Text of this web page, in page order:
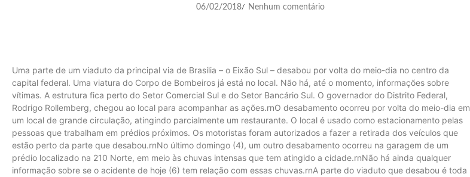
06/02/2018/ Nenhum comentário
Uma parte de um viaduto da principal via de Brasília – o Eixão Sul – desabou por volta do meio-dia no centro da
capital federal. Uma viatura do Corpo de Bombeiros já está no local. Não há, até o momento, informações sobre
vítimas. A estrutura fica perto do Setor Comercial Sul e do Setor Bancário Sul. O governador do Distrito Federal,
Rodrigo Rollemberg, chegou ao local para acompanhar as ações.rnO desabamento ocorreu por volta do meio-dia em
um local de grande circulação, atingindo parcialmente um restaurante. O local é usado como estacionamento pelas
pessoas que trabalham em prédios próximos. Os motoristas foram autorizados a fazer a retirada dos veículos que
estão perto da parte que desabou.rnNo último domingo (4), um outro desabamento ocorreu na garagem de um
prédio localizado na 210 Norte, em meio às chuvas intensas que tem atingido a cidade.rnNão há ainda qualquer
informação sobre se o acidente de hoje (6) tem relação com essas chuvas.rnA parte do viaduto que desabou é toda